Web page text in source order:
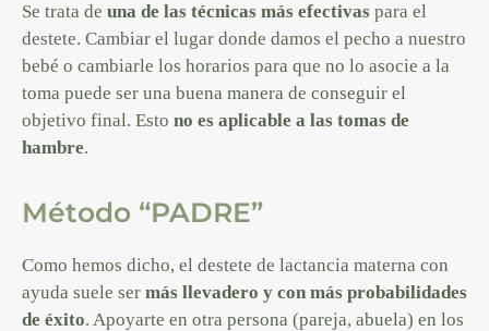
Se trata de una de las técnicas más efectivas para el
destete. Cambiar el lugar donde damos el pecho a nuestro
bebé o cambiarle los horarios para que no lo asocie a la
toma puede ser una buena manera de conseguir el
objetivo final. Esto no es aplicable a las tomas de
hambre.
Método “PADRE”
Como hemos dicho, el destete de lactancia materna con
ayuda suele ser más llevadero y con más probabilidades
de éxito. Apoyarte en otra persona (pareja, abuela) en los